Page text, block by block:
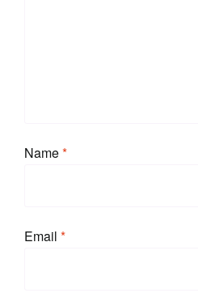
Name*
Email *